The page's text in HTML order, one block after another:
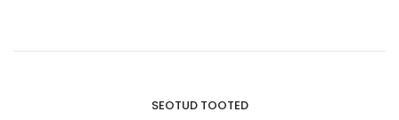
SEOTUD TOOTED